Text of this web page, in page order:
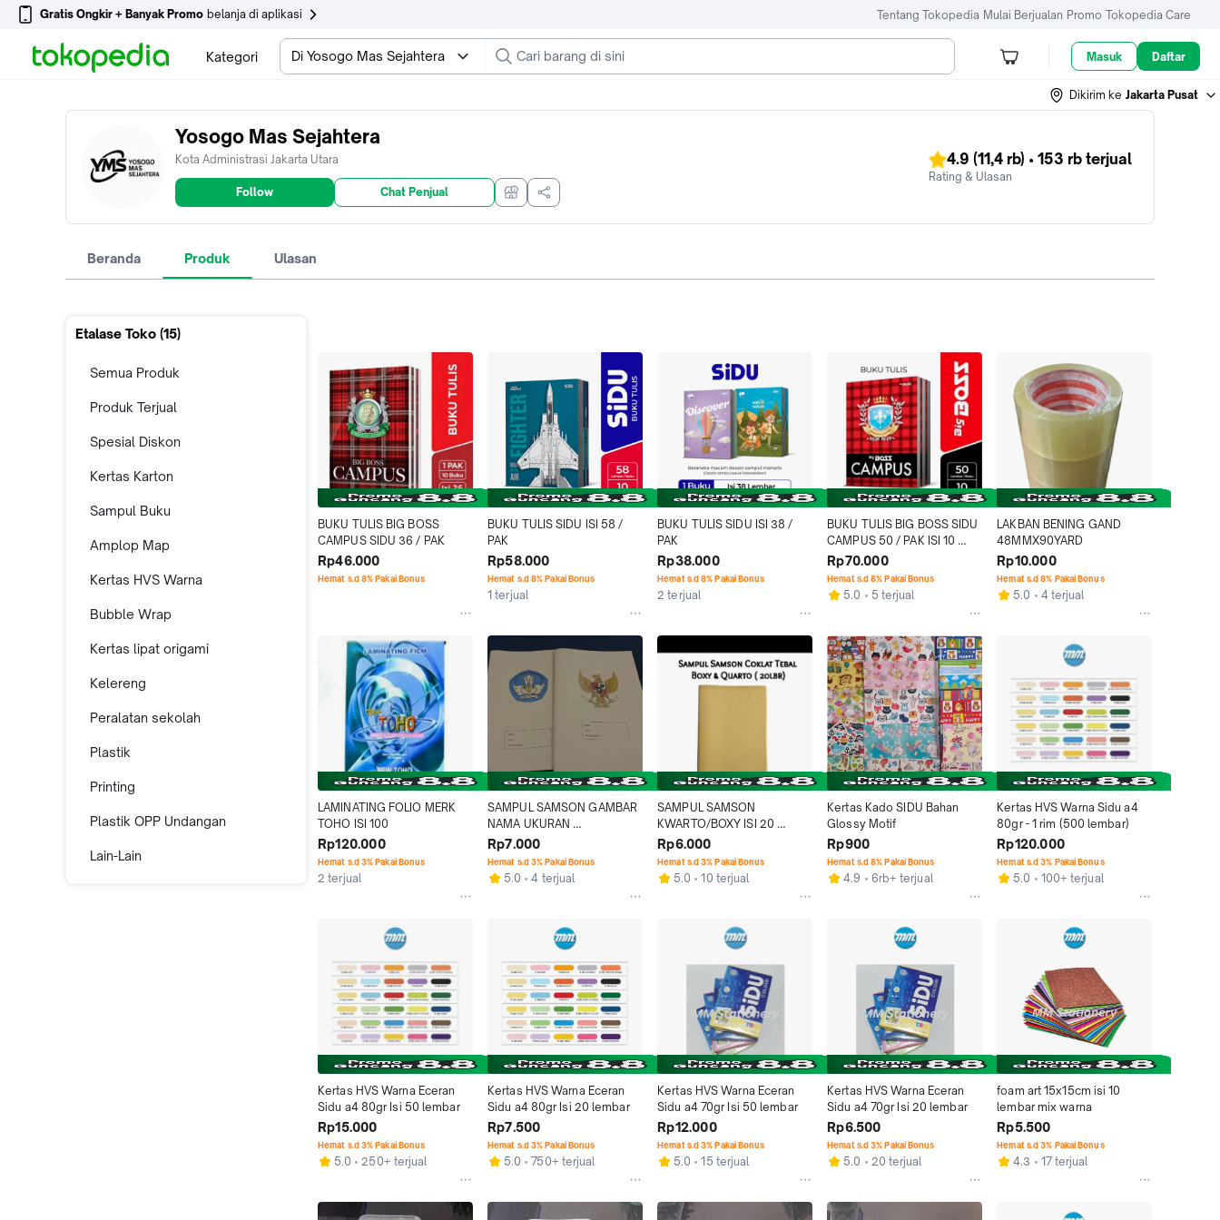
Gratis Ongkir + Banyak Promo belanja di aplikasi Tentang Tokopedia Mulai Berjualan Promo Tokopedia Care
Kategori Di Yosogo Mas Sejahtera Masuk Daftar
Dikirim ke Jakarta Pusat
Yosogo Mas Sejahtera
Kota Administrasi Jakarta Utara
Follow Chat Penjual
4.9 (11,4 rb) • 153 rb terjual
Rating & Ulasan
Beranda Produk Ulasan
Etalase Toko (15)
Semua Produk
Produk Terjual
Spesial Diskon
Kertas Karton
Sampul Buku
Amplop Map
Kertas HVS Warna
Bubble Wrap
Kertas lipat origami
Kelereng
Peralatan sekolah
Plastik
Printing
Plastik OPP Undangan
Lain-Lain
BUKU TULIS BIG BOSS
CAMPUS SIDU 36 / PAK
Rp46.000
Hemat s.d 8% Pakai Bonus
BUKU TULIS SIDU ISI 58 /
PAK
Rp58.000
Hemat s.d 8% Pakai Bonus
1 terjual
BUKU TULIS SIDU ISI 38 /
PAK
Rp38.000
Hemat s.d 8% Pakai Bonus
2 terjual
BUKU TULIS BIG BOSS SIDU
CAMPUS 50 / PAK ISI 10
BUKU
Rp70.000
Hemat s.d 8% Pakai Bonus
5.0 5 terjual
LAKBAN BENING GAND
48MMX90YARD
Rp10.000
Hemat s.d 8% Pakai Bonus
5.0 4 terjual
LAMINATING FOLIO MERK
TOHO ISI 100
Rp120.000
Hemat s.d 3% Pakai Bonus
2 terjual
SAMPUL SAMSON GAMBAR
NAMA UKURAN
KWATO/BOXY ISI 20
LEMBAR
Rp7.000
Hemat s.d 3% Pakai Bonus
5.0 4 terjual
SAMPUL SAMSON
KWARTO/BOXY ISI 20
LEMBAR
Rp6.000
Hemat s.d 3% Pakai Bonus
5.0 10 terjual
Kertas Kado SIDU Bahan
Glossy Motif
Rp900
Hemat s.d 8% Pakai Bonus
4.9 6rb+ terjual
Kertas HVS Warna Sidu a4
80gr - 1 rim (500 lembar)
Rp120.000
Hemat s.d 3% Pakai Bonus
5.0 100+ terjual
Kertas HVS Warna Eceran
Sidu a4 80gr Isi 50 lembar
Rp15.000
Hemat s.d 3% Pakai Bonus
5.0 250+ terjual
Kertas HVS Warna Eceran
Sidu a4 80gr Isi 20 lembar
Rp7.500
Hemat s.d 3% Pakai Bonus
5.0 750+ terjual
Kertas HVS Warna Eceran
Sidu a4 70gr Isi 50 lembar
Rp12.000
Hemat s.d 3% Pakai Bonus
5.0 15 terjual
Kertas HVS Warna Eceran
Sidu a4 70gr Isi 20 lembar
Rp6.500
Hemat s.d 3% Pakai Bonus
5.0 20 terjual
foam art 15x15cm isi 10
lembar mix warna
Rp5.500
Hemat s.d 3% Pakai Bonus
4.3 17 terjual